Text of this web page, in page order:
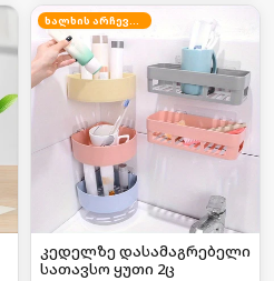
ხალხის არჩევანი
კედელზე დასამაგრებელი
სათავსო ყუთი 2ც